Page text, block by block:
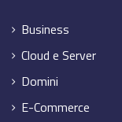
Business
Cloud e Server
Domini
E-Commerce